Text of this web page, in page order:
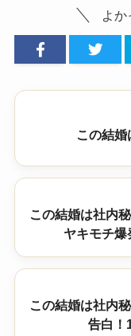
よか
この結
この結婚は社内
ヤキモチ爆
この結婚は社内
告白！